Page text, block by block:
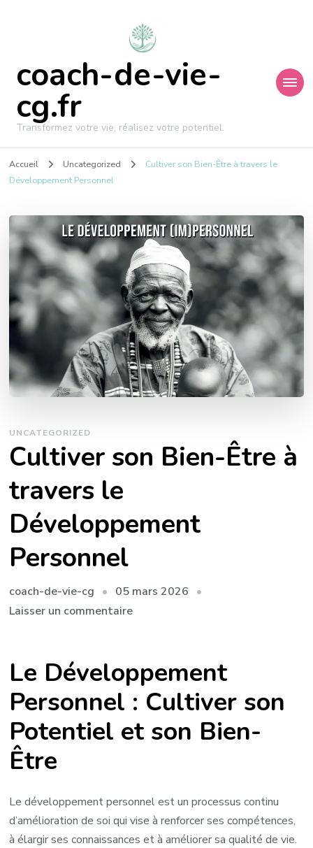
coach-de-vie-
cg.fr
Transformez votre vie, réalisez votre potentiel.
Accueil Uncategorized
Cultiver son Bien-Être à travers le
Développement Personnel
UNCATEGORIZED
Cultiver son Bien-Être à
travers le
Développement
Personnel
coach-de-vie-cg
05 mars 2026
Laisser un commentairesur
Bien-
Être
à
travers
le
Le Développement
Personnel : Cultiver son
Potentiel et son Bien-
Être
Le développement personnel est un processus continu
d’amélioration de soi qui vise à renforcer ses compétences,
à élargir ses connaissances et à améliorer sa qualité de vie.